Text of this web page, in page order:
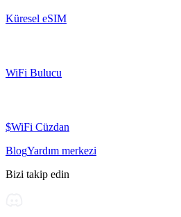
Küresel eSIM
WiFi Bulucu
$WiFi Cüzdan
BlogYardım merkezi
Bizi takip edin